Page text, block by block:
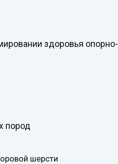
здоровья опорно-
пород
шерсти